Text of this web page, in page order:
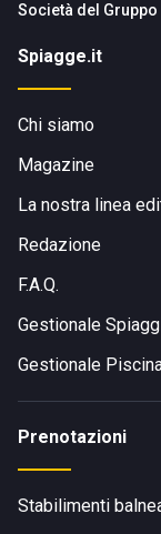
Società del
Spiagge.it
Chi siamo
Magazine
La nostra linea
Redazione
F.A.Q.
Gestionale
Gestionale
Prenotazioni
Stabilimenti